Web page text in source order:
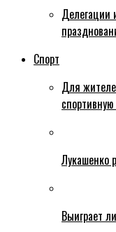
Делегации
Спорт
Для
Лукашенко
Выиграет